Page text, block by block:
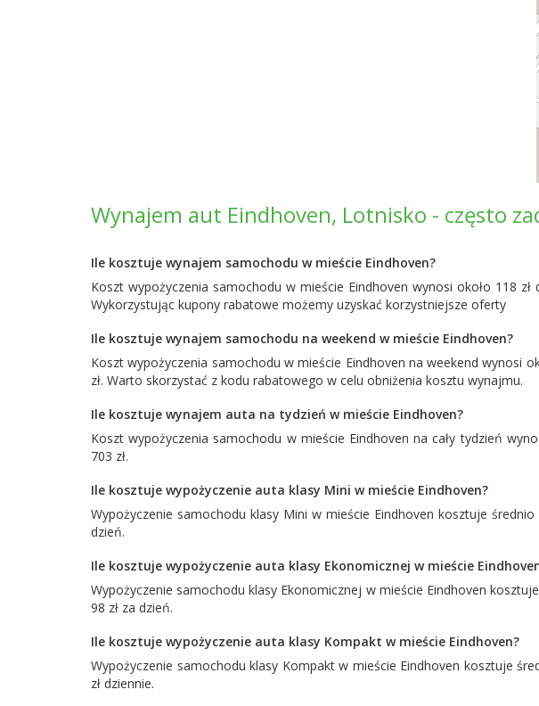
Wynajem aut Eindhoven, Lotnisko - często
Ile kosztuje wynajem samochodu w mieście Eindhoven?
Koszt wypożyczenia samochodu w mieście Eindhoven wynosi około 118 zł
Wykorzystując kupony rabatowe możemy uzyskać korzystniejsze oferty
Ile kosztuje wynajem samochodu na weekend w mieście Eindhoven?
Koszt wypożyczenia samochodu w mieście Eindhoven na weekend wynosi
zł. Warto skorzystać z kodu rabatowego w celu obniżenia kosztu wynajmu.
Ile kosztuje wynajem auta na tydzień w mieście Eindhoven?
Koszt wypożyczenia samochodu w mieście Eindhoven na cały tydzień
703 zł.
Ile kosztuje wypożyczenie auta klasy Mini w mieście Eindhoven?
Wypożyczenie samochodu klasy Mini w mieście Eindhoven kosztuje średnio
dzień.
Ile kosztuje wypożyczenie auta klasy Ekonomicznej w mieście
Wypożyczenie samochodu klasy Ekonomicznej w mieście Eindhoven
98 zł za dzień.
Ile kosztuje wypożyczenie auta klasy Kompakt w mieście Eindhoven?
Wypożyczenie samochodu klasy Kompakt w mieście Eindhoven kosztuje
zł dziennie.